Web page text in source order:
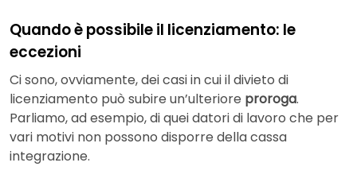
Quando è possibile il licenziamento: le
eccezioni
Ci sono, ovviamente, dei casi in cui il divieto di
licenziamento può subire un’ulteriore proroga.
Parliamo, ad esempio, di quei datori di lavoro che per
vari motivi non possono disporre della cassa
integrazione.